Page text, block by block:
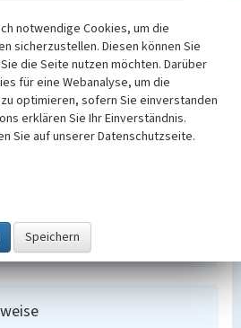
(Institution)
Fachdatenbank
notwendige Cookies, um die
sicherzustellen. Diesen können Sie
die Seite nutzen möchten. Darüber
für eine Webanalyse, um die
optimieren, sofern Sie einverstanden
erklären Sie Ihr Einverständnis.
Sie auf unserer Datenschutzseite.